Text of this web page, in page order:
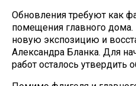
Обновления требуют как
помещения главного
новую экспозицию и
Александра Бланка. Для
работ осталось утвердить